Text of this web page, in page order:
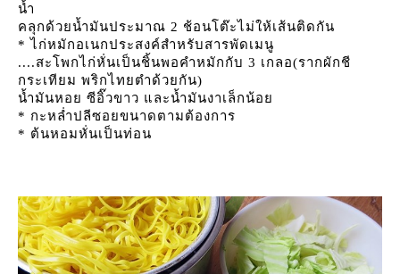
น้ำ
คลุกด้วยน้ำมันประมาณ 2 ช้อนโต๊ะไม่ให้เส้นติดกัน
* ไก่หมักอเนกประสงค์สำหรับสารพัดเมนู
....สะโพกไก่หั่นเป็นชิ้นพอคำหมักกับ 3 เกลอ(รากผักชี
กระเทียม พริกไทยตำด้วยกัน)
น้ำมันหอย ซีอิ๊วขาว และน้ำมันงาเล็กน้อ
* กะหล่ำปลีซอยขนาดตามต้องการ
* ต้นหอมหั่นเป็นท่อน